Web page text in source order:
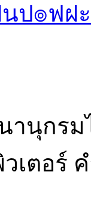
ป๏ฟฝ
นุกรม
เตอร์